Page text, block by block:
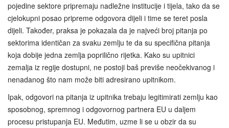
pojedine sektore pripremaju nadležne institucije i tijela, tako da se
cjelokupni posao pripreme odgovora dijeli i time se teret posla
dijeli. Također, praksa je pokazala da je najveći broj pitanja po
sektorima identičan za svaku zemlju te da su specifična pitanja
koja dobije jedna zemlja poprilično rijetka. Kako su upitnici
zemalja iz regije dostupni, ne postoji baš previše neočekivanog i
nenadanog što nam može biti adresirano upitnikom.
Ipak, odgovori na pitanja iz upitnika trebaju legitimirati zemlju kao
sposobnog, spremnog i odgovornog partnera EU u daljem
procesu pristupanja EU. Međutim, uzme li se u obzir da su